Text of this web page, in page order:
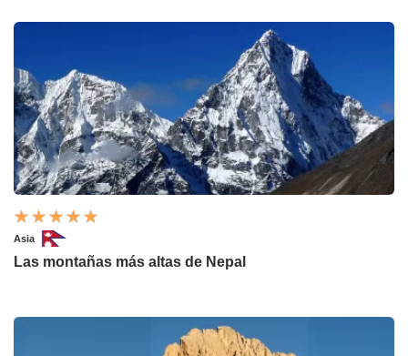
Asia
Las montañas más altas de Nepal